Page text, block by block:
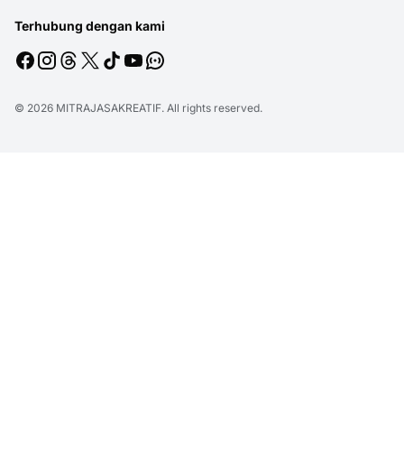
Terhubung dengan kami
© 2026 MITRAJASAKREATIF. All rights reserved.